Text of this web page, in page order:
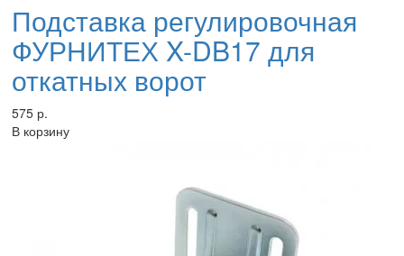
Подставка регулировочная
ФУРНИТЕХ X-DB17 для
откатных ворот
575 р.
В корзину